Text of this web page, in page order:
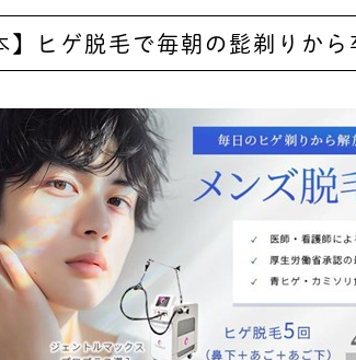
】ヒゲ脱毛で毎朝の髭剃りから